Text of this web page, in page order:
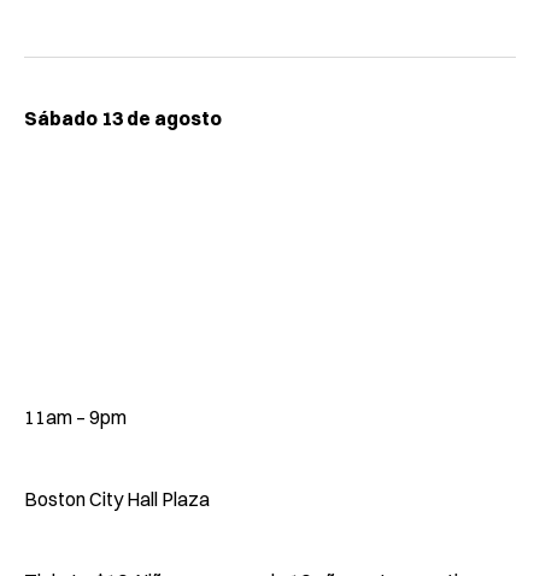
Sábado 13 de agosto
11am – 9pm
Boston City Hall Plaza